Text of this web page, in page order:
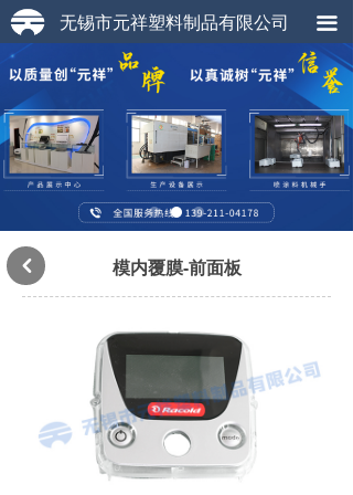
无锡市元祥塑料制品有限公司 끀
模内覆膜-前面板
낒